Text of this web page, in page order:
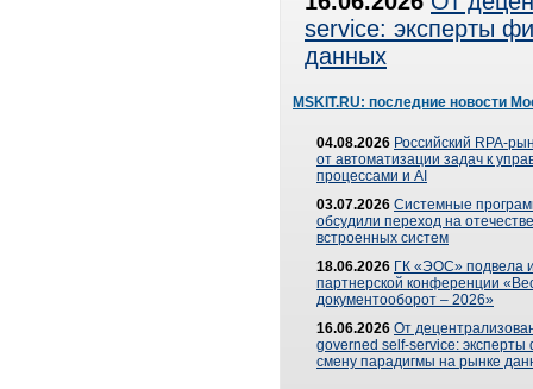
service: эксперты
данных
MSKIT.RU: последние новости
04.08.2026 Российский RPA-
от автоматизации задач к
процессами и AI
03.07.2026 Системные
обсудили переход на
встроенных систем
18.06.2026 ГК «ЭОС» подвела
партнерской конференции
документооборот – 2026»
16.06.2026 От
governed self-service: эксперты
смену парадигмы на рынке